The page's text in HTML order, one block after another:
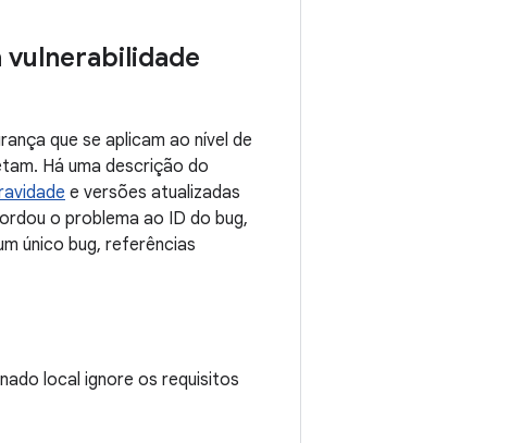
vulnerabilidade
que se aplicam ao nível de
Há uma descrição do
e versões atualizadas
o problema ao ID do bug,
único bug, referências
local ignore os requisitos